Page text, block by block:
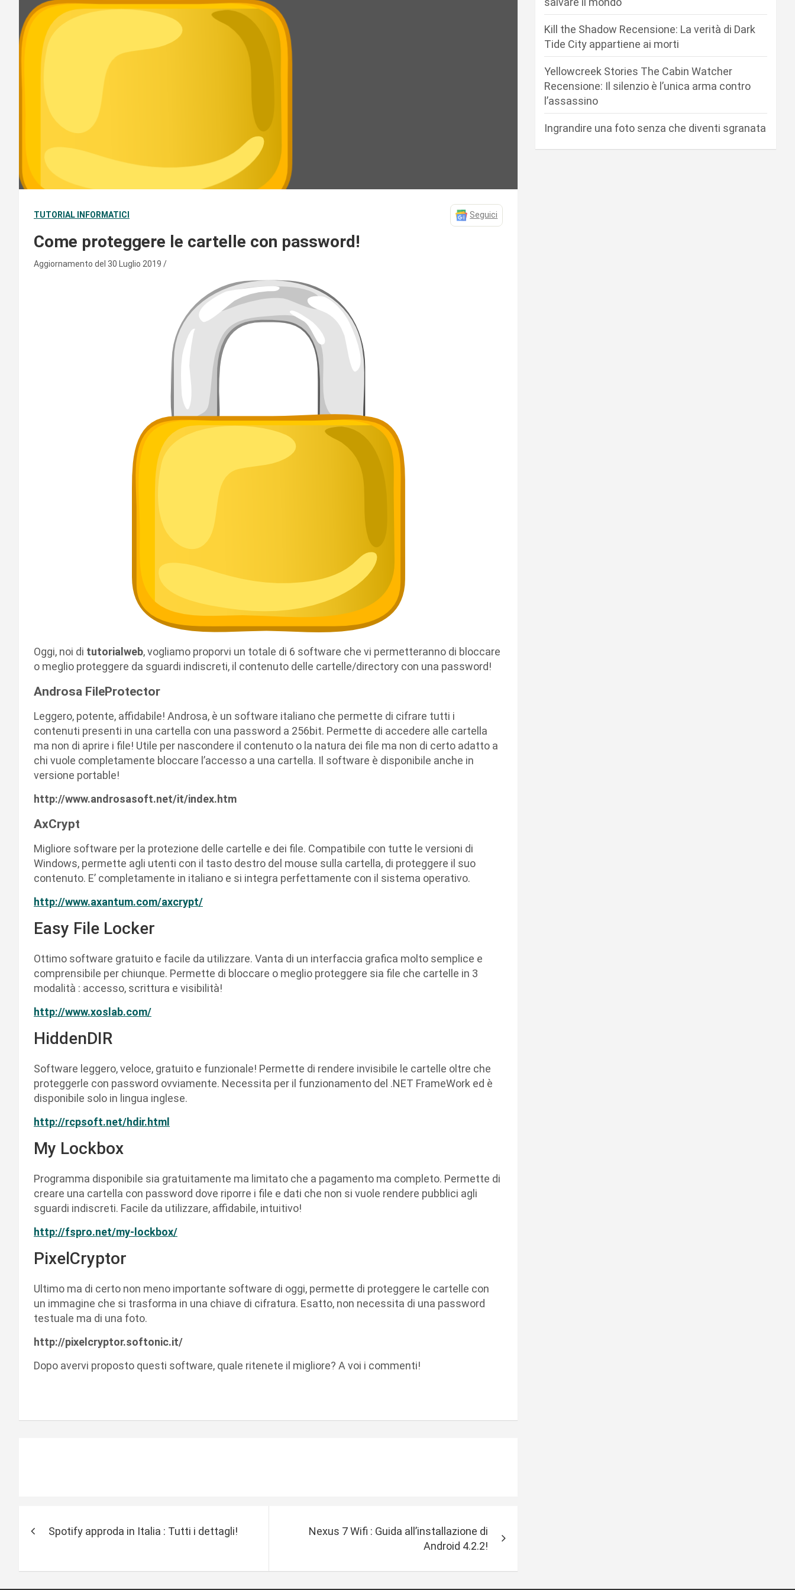
TUTORIAL INFORMATICI Seguici
Come proteggere le cartelle con password!
Aggiornamento del 30 Luglio 2019
Oggi, noi di tutorialweb, vogliamo proporvi un totale di 6 software che vi permetteranno di bloccare
o meglio proteggere da sguardi indiscreti, il contenuto delle cartelle/directory con una password!
Androsa FileProtector
Leggero, potente, affidabile! Androsa, è un software italiano che permette di cifrare tutti i
contenuti presenti in una cartella con una password a 256bit. Permette di accedere alle cartella
ma non di aprire i file! Utile per nascondere il contenuto o la natura dei file ma non di certo adatto a
chi vuole completamente bloccare l’accesso a una cartella. Il software è disponibile anche in
versione portable!
http://www.androsasoft.net/it/index.htm
AxCrypt
Migliore software per la protezione delle cartelle e dei file. Compatibile con tutte le versioni di
Windows, permette agli utenti con il tasto destro del mouse sulla cartella, di proteggere il suo
contenuto. E’ completamente in italiano e si integra perfettamente con il sistema operativo.
http://www.axantum.com/axcrypt/
Easy File Locker
Ottimo software gratuito e facile da utilizzare. Vanta di un interfaccia grafica molto semplice e
comprensibile per chiunque. Permette di bloccare o meglio proteggere sia file che cartelle in 3
modalità : accesso, scrittura e visibilità!
http://www.xoslab.com/
HiddenDIR
Software leggero, veloce, gratuito e funzionale! Permette di rendere invisibile le cartelle oltre che
proteggerle con password ovviamente. Necessita per il funzionamento del .NET FrameWork ed è
disponibile solo in lingua inglese.
http://rcpsoft.net/hdir.html
My Lockbox
Programma disponibile sia gratuitamente ma limitato che a pagamento ma completo. Permette di
creare una cartella con password dove riporre i file e dati che non si vuole rendere pubblici agli
sguardi indiscreti. Facile da utilizzare, affidabile, intuitivo!
http://fspro.net/my-lockbox/
PixelCryptor
Ultimo ma di certo non meno importante software di oggi, permette di proteggere le cartelle con
un immagine che si trasforma in una chiave di cifratura. Esatto, non necessita di una password
testuale ma di una foto.
http://pixelcryptor.softonic.it/
Dopo avervi proposto questi software, quale ritenete il migliore? A voi i commenti!
v
Spotify approda in Italia : Tutti i dettagli!
Nexus 7 Wifi : Guida all’installazione di
Android 4.2.2!
Kill the Shadow Recensione: La verità di Dark
Tide City appartiene ai morti
Yellowcreek Stories The Cabin Watcher
Recensione: Il silenzio è l’unica arma contro
l’assassino
Ingrandire una foto senza che diventi sgranata